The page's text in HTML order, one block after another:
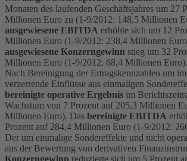
Monaten des laufenden Geschäftsjahres um 27
Millionen Euro zu (1-9/2012: 148,5 Millionen
ausgewiesene EBITDA erhöhte sich um 12
Millionen Euro (1-9/2012: 238,4 Millionen
ausgewiesene Konzerngewinn stieg um 32
Millionen Euro (1-9/2012: 68,4 Millionen Euro).
Nach Bereinigung der Ertragskennzahlen um
verzerrende Einflüsse aus einmaligen
bereinigte operative Ergebnis im
Wachstum von 7 Prozent auf 205,3 Millionen
Millionen Euro). Das bereinigte EBITDA
Prozent auf 284,4 Millionen Euro (1-9/2012:
Der um einmalige Sondereffekte und nicht
aus der Bewertung von derivativen
Konzerngewinn reduzierte sich um 5 Prozent